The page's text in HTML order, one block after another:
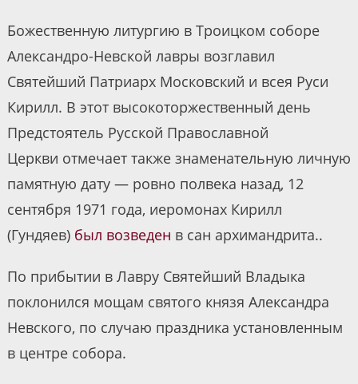
Божественную литургию в Троицком соборе
Александро-Невской лавры возглавил
Святейший Патриарх Московский и всея Руси
Кирилл. В этот высокоторжественный день
Предстоятель Русской Православной
Церкви отмечает также знаменательную личную
памятную дату — ровно полвека назад, 12
сентября 1971 года, иеромонах Кирилл
(Гундяев) был возведен в сан архимандрита..
По прибытии в Лавру Святейший Владыка
поклонился мощам святого князя Александра
Невского, по случаю праздника установленным
в центре собора.